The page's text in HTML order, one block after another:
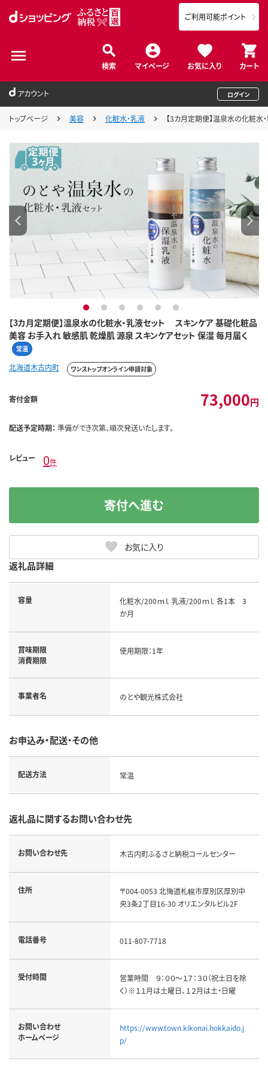
検索 マイページ お気に入り カート
ご利用可能ポイント
アカウント ログイン
トップページ 美容 化粧水・乳液 【3カ月定期便】温泉水の化粧
【3カ月定期便】温泉水の化粧水・乳液セット スキンケア 基礎化粧品
美容 お手入れ 敏感肌 乾燥肌 源泉 スキンケアセット 保湿 毎月届く
常温
1 2 3 4 5 6
北海道木古内町 ワンストップオンライン申請対象
寄付金額 73,000円
配送予定時期： 準備ができ次第、順次発送いたします。
レビュー 0件
お気に入り
寄付へ進む
返礼品詳細
容量
化粧水/200ｍｌ 乳液/200ｍｌ 各1本 3
か月
賞味期限
消費期限
使用期限：1年
事業者名 のとや観光株式会社
お申込み・配送・その他
配送方法 常温
返礼品に関するお問い合わせ先
お問い合わせ先 木古内町ふるさと納税コールセンター
住所
〒004-0053 北悔道札幌市厚別区厚別中
央3条2丁目16-30 オリエンタルビル2F
電話番号 011-807-7718
受付時間
営業時間 ９：００～１７：３０（祝土日を除
く）※１１月は土曜日、１２月は土・日曜
お問い合わせ
ホームページ
https://www.town.kikonai.hokkaido.j
p/